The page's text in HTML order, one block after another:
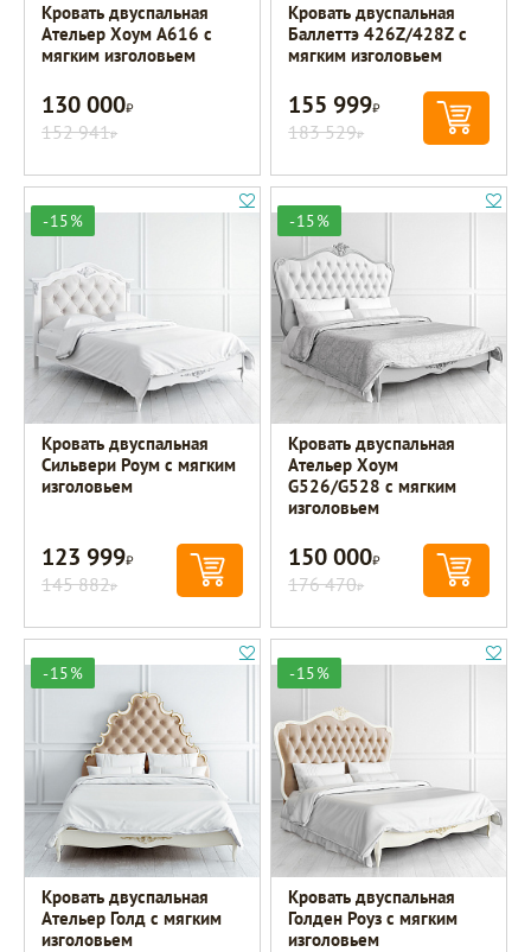
Кровать двуспальная
Ательер Хоум A616 с
мягким изголовьем
130 000Р
152 941Р
Кровать двуспальная
Баллеттэ 426Z/428Z с
мягким изголовьем
155 999Р
183 529Р
-15%
Кровать двуспальная
Сильвери Роум с мягким
изголовьем
123 999Р
145 882Р
-15%
Кровать двуспальная
Ательер Хоум
G526/G528 с мягким
изголовьем
150 000Р
176 470Р
-15%
Кровать двуспальная
Ательер Голд с мягким
изголовьем
-15%
Кровать двуспальная
Голден Роуз с мягким
изголовьем